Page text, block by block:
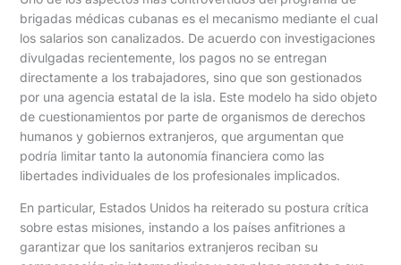
brigadas médicas cubanas es el mecanismo mediante el cual
los salarios son canalizados. De acuerdo con investigaciones
divulgadas recientemente, los pagos no se entregan
directamente a los trabajadores, sino que son gestionados
por una agencia estatal de la isla. Este modelo ha sido objeto
de cuestionamientos por parte de organismos de derechos
humanos y gobiernos extranjeros, que argumentan que
podría limitar tanto la autonomía financiera como las
libertades individuales de los profesionales implicados.
En particular, Estados Unidos ha reiterado su postura crítica
sobre estas misiones, instando a los países anfitriones a
garantizar que los sanitarios extranjeros reciban su